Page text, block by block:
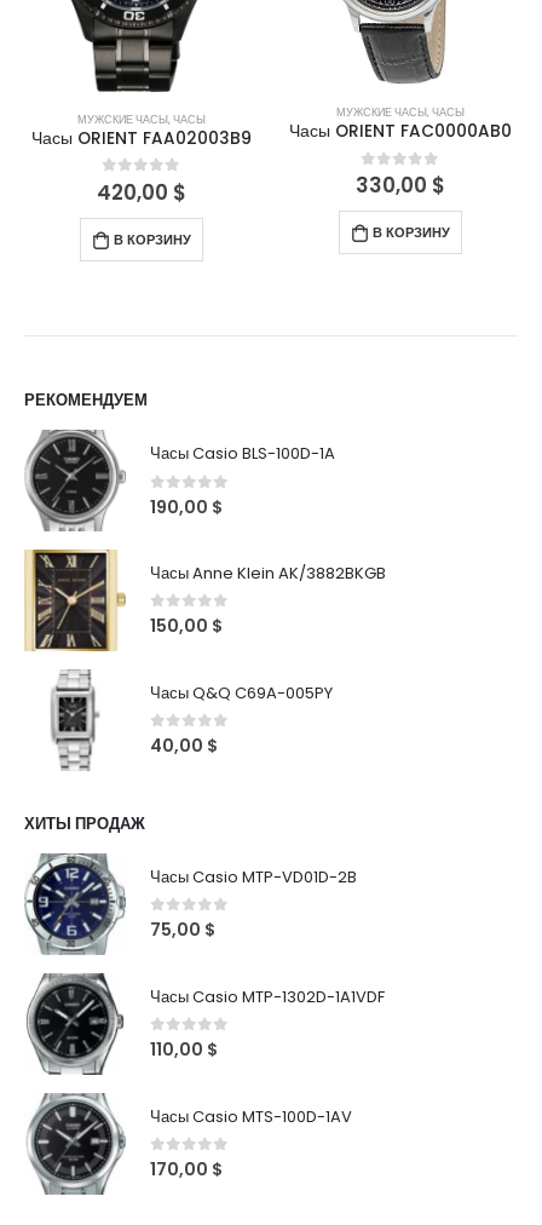
МУЖСКИЕ ЧАСЫ,ЧАСЫ
Часы ORIENT FAA02003B9
0out of 5
420,00 $
В КОРЗИНУ
МУЖСКИЕ ЧАСЫ,ЧАСЫ
Часы ORIENT FAC0000AB0
0out of 5
330,00 $
В КОРЗИНУ
РЕКОМЕНДУЕМ
Часы Casio BLS-100D-1A
0out of 5
190,00 $
Часы Anne Klein AK/3882BKGB
0out of 5
150,00 $
Часы Q&Q C69A-005PY
0 out of 5
40,00 $
ХИТЫ ПРОДАЖ
Часы Casio MTP-VD01D-2B
0out of 5
75,00 $
Часы Casio MTP-1302D-1A1VDF
0out of 5
110,00 $
Часы Casio MTS-100D-1AV
0out of 5
170,00 $